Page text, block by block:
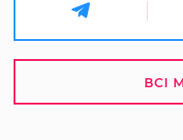
ВСІ